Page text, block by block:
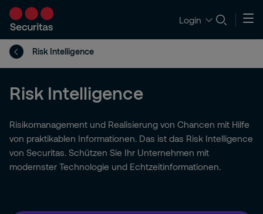
Login
Risk Intelligence
Risk Intelligence
Risikomanagement und Realisierung von Chancen mit Hilfe
von praktikablen Informationen. Das ist das Risk Intelligence
von Securitas. Schützen Sie Ihr Unternehmen mit
modernster Technologie und Echtzeitinformationen.